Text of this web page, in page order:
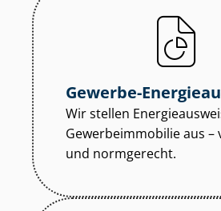
Gewerbe-
Wir stellen
Ge­wer­be­im­mo­bi­lie aus –
und normgerecht.